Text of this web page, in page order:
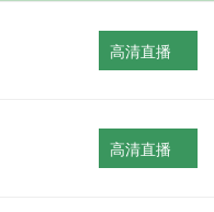
高清直播
高清直播